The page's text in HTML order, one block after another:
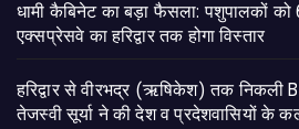
​धामी कैबिनेट का बड़ा फैसला: पशुपालकों को
एक्सप्रेसवे का हरिद्वार तक होगा विस्तार
​हरिद्वार से वीरभद्र (ऋषिकेश) तक निकली
तेजस्वी सूर्या ने की देश व प्रदेशवासियों के